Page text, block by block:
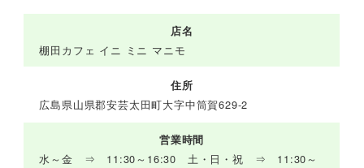
店名
棚田カフェ イニ ミニ マニモ
住所
広島県山県郡安芸太田町大字中筒賀629-2
営業時間
水～金 ⇒ 11:30～16:30 土・日・祝 ⇒ 11:30～